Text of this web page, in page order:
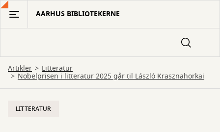
Gå
hovedindhold
AARHUS BIBLIOTEKERNE
Artikler Litteratur
Nobelprisen i litteratur 2025 går til László Krasznahorkai
LITTERATUR